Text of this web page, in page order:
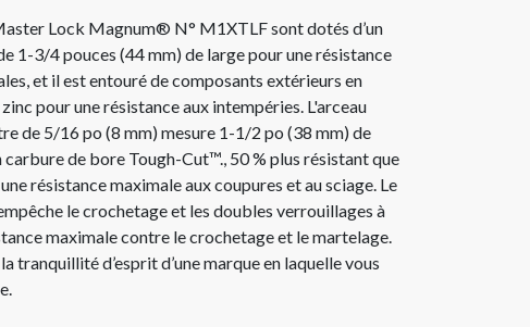
Lock Magnum® N° M1XTLF sont dotés d’un
1-3/4 pouces (44 mm) de large pour une résistance
et il est entouré de composants extérieurs en
pour une résistance aux intempéries. L'arceau
de 5/16 po (8 mm) mesure 1-1/2 po (38 mm) de
de bore Tough-Cut™., 50 % plus résistant que
résistance maximale aux coupures et au sciage. Le
le crochetage et les doubles verrouillages à
maximale contre le crochetage et le martelage.
tranquillité d’esprit d’une marque en laquelle vous